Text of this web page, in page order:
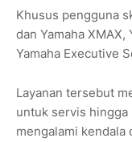
Khusus pengguna
dan Yamaha
Yamaha Executive
Layanan tersebut
untuk servis hingga
mengalami kendala